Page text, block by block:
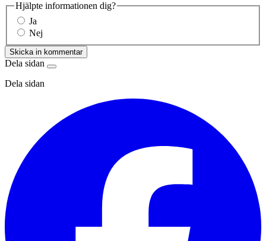
Hjälpte informationen dig?
Ja
Nej
Skicka in kommentar
Dela sidan
Dela sidan